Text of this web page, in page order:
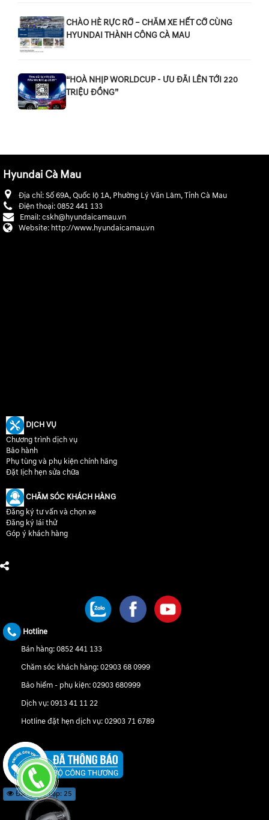
CHÀO HÈ RỰC RỠ – CHĂM XE HẾT CỠ CÙNG
HYUNDAI THÀNH CÔNG CÀ MAU
“HOÀ NHỊP WORLDCUP - ƯU ĐÃI LÊN TỚI 220
TRIỆU ĐỒNG”
Hyundai Cà Mau
Địa chỉ:Số 69A, Quốc lộ 1A, Phường Lý Văn Lâm, Tỉnh Cà Mau
Điện thoại:0852 441 133
Email:cskh@hyundaicamau.vn
Website: http://www.hyundaicamau.vn
DỊCH VỤ
Chương trình dịch vụ
Bảo hành
Phụ tùng và phụ kiện chính hãng
Đặt lịch hẹn sửa chữa
CHĂM SÓC KHÁCH HÀNG
Đăng ký tư vấn và chọn xe
Đăng ký lái thử
Góp ý khách hàng
Hotline
Bán hàng:0852 441 133
Chăm sóc khách hàng:02903 68 0999
Bảo hiểm - phụ kiện:02903 680999
Dịch vụ:0913 41 11 22
Hotline đặt hẹn dịch vụ:02903 71 6789
Đang truy cập: 25